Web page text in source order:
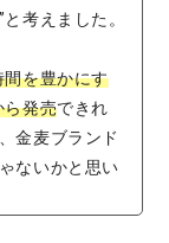
考えました。
間を豊かにす
ら発売できれ
金麦ブランド
ないかと思い